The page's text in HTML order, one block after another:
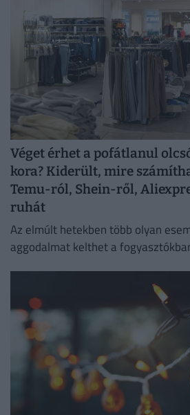
Véget érhet a pofátlanul
kora? Kiderült, mire
Temu-ról, Shein-ről,
ruhát
Az elmúlt hetekben több olyan
aggodalmat kelthet a